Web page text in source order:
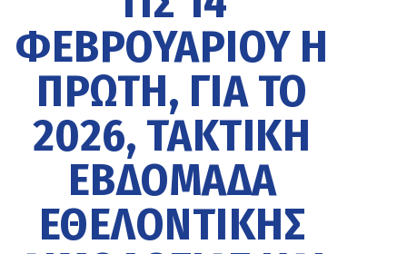
ΦΕΒΡΟΥΑΡΊΟΥ Η
ΠΡΏΤΗ, ΓΙΑ ΤΟ
2026, ΤΑΚΤΙΚΉ
ΕΒΔΟΜΆΔΑ
ΕΘΕΛΟΝΤΙΚΉΣ